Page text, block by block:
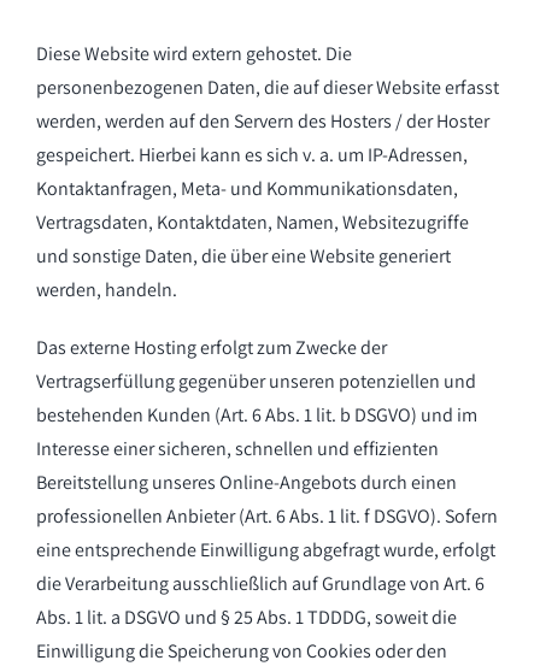
Diese Website wird extern gehostet. Die
personenbezogenen Daten, die auf dieser Website erfasst
werden, werden auf den Servern des Hosters / der Hoster
gespeichert. Hierbei kann es sich v. a. um IP-Adressen,
Kontaktanfragen, Meta- und Kommunikationsdaten,
Vertragsdaten, Kontaktdaten, Namen, Websitezugriffe
und sonstige Daten, die über eine Website generiert
werden, handeln.
Das externe Hosting erfolgt zum Zwecke der
Vertragserfüllung gegenüber unseren potenziellen und
bestehenden Kunden (Art. 6 Abs. 1 lit. b DSGVO) und im
Interesse einer sicheren, schnellen und effizienten
Bereitstellung unseres Online-Angebots durch einen
professionellen Anbieter (Art. 6 Abs. 1 lit. f DSGVO). Sofern
eine entsprechende Einwilligung abgefragt wurde, erfolgt
die Verarbeitung ausschließlich auf Grundlage von Art. 6
Abs. 1 lit. a DSGVO und § 25 Abs. 1 TDDDG, soweit die
Einwilligung die Speicherung von Cookies oder den